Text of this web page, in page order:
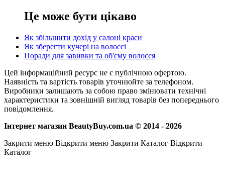
Це може бути цікаво
Як збільшити дохід у салоні краси
Як зберегти кучері на волоссі
Поради для завивки та об'єму волосся
Цей інформаційний ресурс не є публічною офертою.
Наявність та вартість товарів уточнюйте за телефоном.
Виробники залишають за собою право змінювати технічні
характеристики та зовнішній вигляд товарів без попереднього
повідомлення.
Інтернет магазин BeautyBuy.com.ua © 2014 - 2026
Закрити меню Відкрити меню Закрити Каталог Відкрити
Каталог